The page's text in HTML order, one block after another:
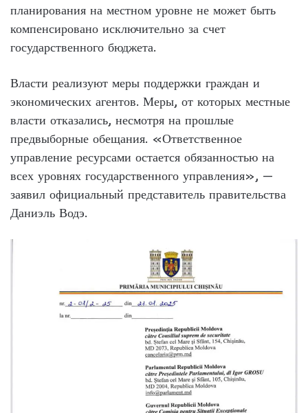
планирования на местном уровне не может быть
компенсировано исключительно за счет
государственного бюджета.
Власти реализуют меры поддержки граждан и
экономических агентов. Меры, от которых местные
власти отказались, несмотря на прошлые
предвыборные обещания. «Ответственное
управление ресурсами остается обязанностью на
всех уровнях государственного управления», —
заявил официальный представитель правительства
Даниэль Водэ.